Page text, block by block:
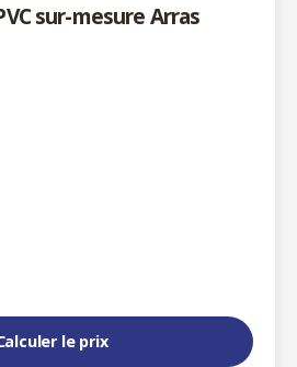
sur-mesure Arras
le prix